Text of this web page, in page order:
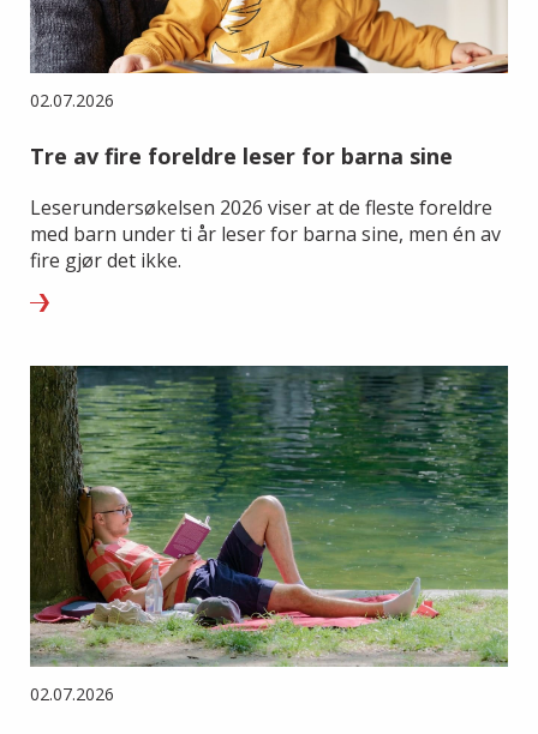
02.07.2026
Tre av fire foreldre leser for barna sine
Leserundersøkelsen 2026 viser at de fleste foreldre
med barn under ti år leser for barna sine, men én av
fire gjør det ikke.
02.07.2026